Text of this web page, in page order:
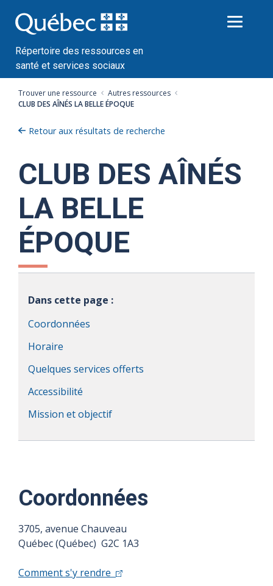
au
contenu
Répertoire des ressources en
santé et services sociaux
Trouver une ressource
Autres ressources
CLUB DES AÎNÉS LA BELLE ÉPOQUE
Retour aux résultats de recherche
CLUB DES AÎNÉS
LA BELLE
ÉPOQUE
Dans cette page :
Coordonnées
Horaire
Quelques services offerts
Accessibilité
Mission et objectif
Coordonnées
3705, avenue Chauveau
Québec (Québec) G2C 1A3
Comment s'y rendre